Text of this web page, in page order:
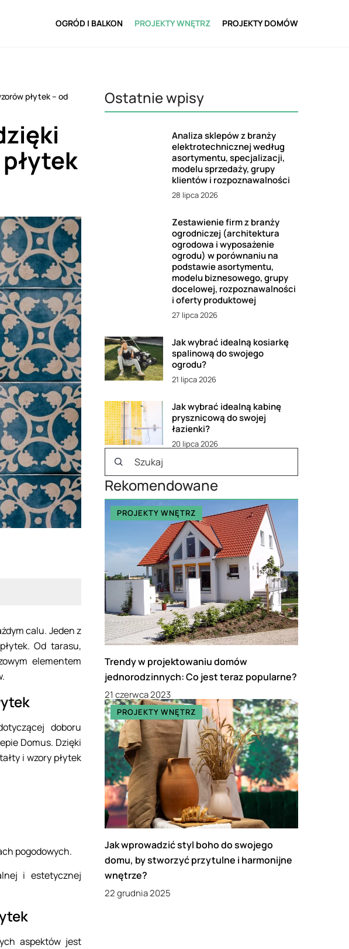
OGRÓD I BALKON PROJEKTY WNĘTRZ PROJEKTY DOMÓW
płytek – od
calu. Jeden z
Od tarasu,
elementem
doboru
Domus. Dzięki
i wzory płytek
pogodowych.
i estetycznej
aspektów jest
Ostatnie wpisy
Analiza sklepów z branży
elektrotechnicznej według
asortymentu, specjalizacji,
modelu sprzedaży, grupy
klientów i rozpoznawalności
28 lipca 2026
Zestawienie firm z branży
ogrodniczej (architektura
ogrodowa i wyposażenie
ogrodu) w porównaniu na
podstawie asortymentu,
modelu biznesowego, grupy
docelowej, rozpoznawalności
i oferty produktowej
27 lipca 2026
Jak wybrać idealną kosiarkę
spalinową do swojego
ogrodu?
21 lipca 2026
Jak wybrać idealną kabinę
prysznicową do swojej
łazienki?
20 lipca 2026
Rekomendowane
PROJEKTY WNĘTRZ
Trendy w projektowaniu domów
jednorodzinnych: Co jest teraz popularne?
21 czerwca 2023
PROJEKTY WNĘTRZ
Jak wprowadzić styl boho do swojego
domu, by stworzyć przytulne i harmonijne
wnętrze?
22 grudnia 2025